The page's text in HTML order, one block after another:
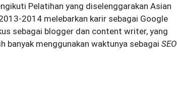
Pelatihan yang diselenggarakan Asian
2014 melebarkan karir sebagai Google
sebagai blogger dan content writer, yang
banyak menggunakan waktunya sebagai SEO